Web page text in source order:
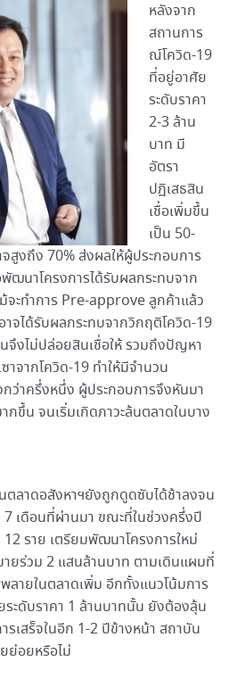
หลังจาก
สถานการ
ณ์โควิด-19
ที่อยู่อาศัย
ระดับราคา
2-3 ล้าน
บาท มี
อัตรา
ปฏิเสธสิน
เชื่อเพิ่มขึ้น
เป็น 50-
สูงถึง 70% ส่งผลให้ผู้ประกอบการ
ฒนาโครงการได้รับผลกระทบจาก
จะทำการ Pre-approve ลูกค้าแล้ว
จได้รับผลกระทบจากวิกฤติโควิด-19
จึงไม่ปล่อยสินเชื่อให้ รวมถึงปัญหา
จากโควิด-19 ทำให้มีจำนวน
ว่าครึ่งหนึ่ง ผู้ประกอบการจึงหันมา
ขึ้น จนเริ่มเกิดภาวะล้นตลาดในบาง
ลาดอสังหาฯยังถูกดูดซับได้ช้าลงจน
เดือนที่ผ่านมา ขณะที่ในช่วงครึ่งปี
ราย เตรียมพัฒนาโครงการใหม่
ายร่วม 2 แสนล้านบาท ตามเดินแผมที่
พลายในตลาดเพิ่ม อีกทั้งแนวโน้มการ
ะดับราคา 1 ล้านบาทนั้น ยังต้องลุ้น
รเสร็จในอีก 1-2 ปีข้างหน้า สถาบัน
ย่อยหรือไม่